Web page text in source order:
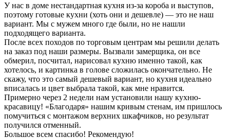
У нас в доме нестандартная кухня из-за короба и выступов,
поэтому готовые кухни (хоть они и дешевле) — это не наш
вариант. Мы с мужем много где были, но не нашли
подходящего варианта.
После всех походов по торговым центрам мы решили делать
на заказ под наши размеры. Вызвали замерщика, он все
обмерил, посчитал, нарисовал кухню именно такой, как
хотелось, и картинка в голове сложилась окончательно. Не
скажу, что это самый дешевый вариант, но кухня идеально
вписалась и цвет выбрала такой, как мне нравится.
Примерно через 2 недели нам установили нашу кухню-
красавицу! «Благодаря» нашим кривым стенам, им пришлось
помучиться с монтажом верхних шкафчиков, но результат
получился отменный.
Большое всем спасибо! Рекомендую!